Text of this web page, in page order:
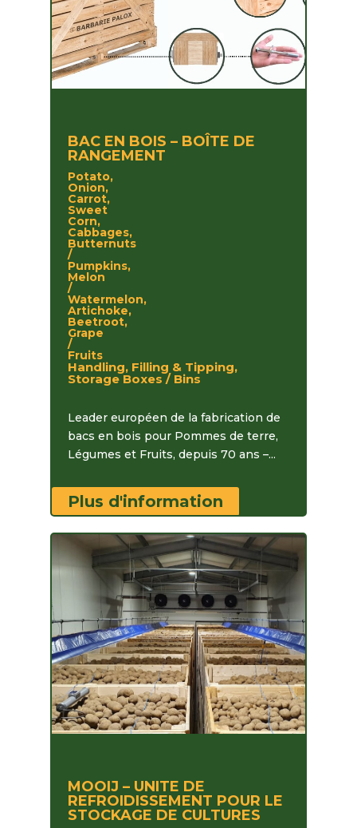
BAC EN BOIS – BOÎTE DE
RANGEMENT
Potato,
Onion,
Carrot,
Sweet
Corn,
Cabbages,
Butternuts
/
Pumpkins,
Melon
/
Watermelon,
Artichoke,
Beetroot,
Grape
/
Fruits
Handling, Filling & Tipping,
Storage Boxes / Bins
Leader européen de la fabrication de
bacs en bois pour Pommes de terre,
Légumes et Fruits, depuis 70 ans –...
Plus d'information
MOOIJ – UNITE DE
REFROIDISSEMENT POUR LE
STOCKAGE DE CULTURES